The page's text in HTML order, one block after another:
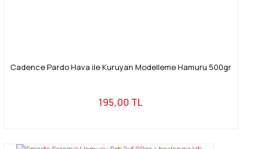
Cadence Pardo Hava ile Kuruyan Modelleme Hamuru 500gr
195,00 TL